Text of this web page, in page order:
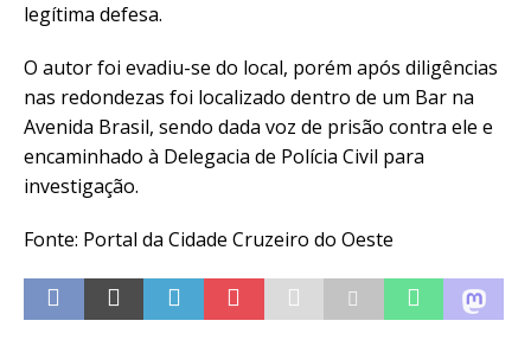
legítima defesa.
O autor foi evadiu-se do local, porém após diligências
nas redondezas foi localizado dentro de um Bar na
Avenida Brasil, sendo dada voz de prisão contra ele e
encaminhado à Delegacia de Polícia Civil para
investigação.
Fonte: Portal da Cidade Cruzeiro do Oeste